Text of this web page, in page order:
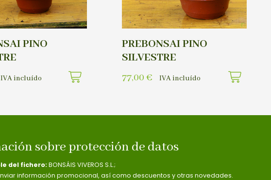
PINO
IVA incluído
PREBONSAI PINO
SILVESTRE
77,00 € IVA incluído
sobre protección de datos
del fichero: BONSÁIS VIVEROS S.L.;
información promocional, así como descuentos y otras novedades.